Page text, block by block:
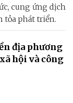
cung ứng dịch
tỏa phát triển.
địa phương
hội và công